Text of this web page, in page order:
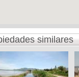
similares